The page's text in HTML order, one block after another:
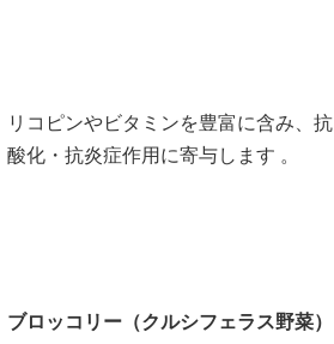
リコピンやビタミンを豊富に含み、抗
酸化・抗炎症作用に寄与します 。
ブロッコリー（クルシフェラス野菜）